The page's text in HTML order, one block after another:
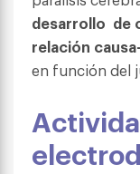
desarrollo de
relación
en función del